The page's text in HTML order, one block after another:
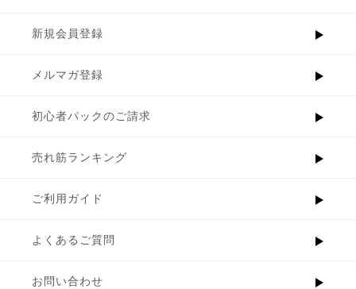
新規会員登録
メルマガ登録
初心者パックのご請求
売れ筋ランキング
ご利用ガイド
よくあるご質問
お問い合わせ